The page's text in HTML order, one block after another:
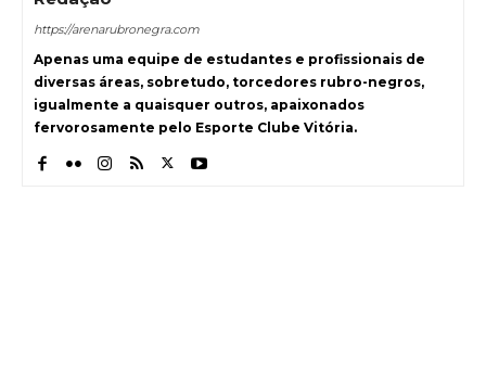
https://arenarubronegra.com
Apenas uma equipe de estudantes e profissionais de
diversas áreas, sobretudo, torcedores rubro-negros,
igualmente a quaisquer outros, apaixonados
fervorosamente pelo Esporte Clube Vitória.